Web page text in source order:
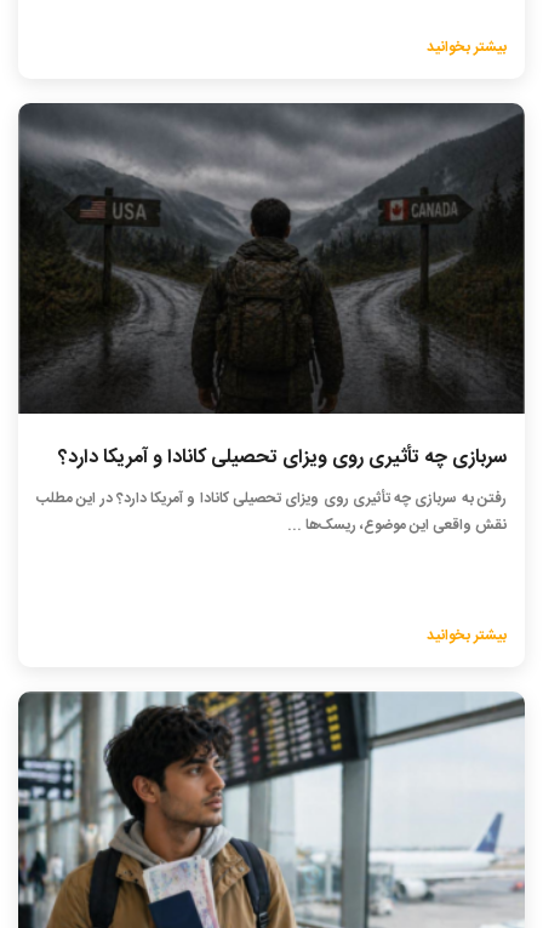
بیشتر بخوانید
سربازی چه تأثیری روی ویزای تحصیلی کانادا و آمریکا دارد؟
رفتن به سربازی چه تأثیری روی ویزای تحصیلی کانادا و آمریکا دارد؟ در این مطلب
نقش واقعی این موضوع، ریسک‌ها ...
بیشتر بخوانید